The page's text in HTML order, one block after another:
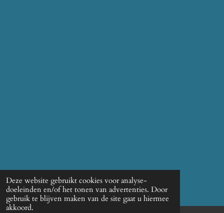
Deze website gebruikt cookies voor analyse-
doeleinden en/of het tonen van advertenties. Door
gebruik te blijven maken van de site gaat u hiermee
akkoord.